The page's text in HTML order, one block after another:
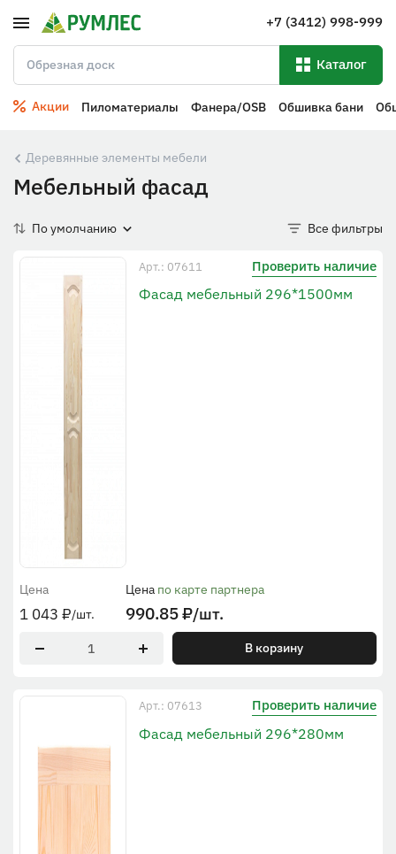
+7 (3412) 998-999
Каталог
Акции Пиломатериалы Фанера/OSB Обшивка бани
Деревянные элементы мебели
Мебельный фасад
По умолчанию Все фильтры
Арт.: 07611 Проверить наличие
Фасад мебельный 296*1500мм
Цена
1 043 ₽/шт.
Цена по карте партнера
990.85₽/шт.
В корзину
Арт.: 07613 Проверить наличие
Фасад мебельный 296*280мм